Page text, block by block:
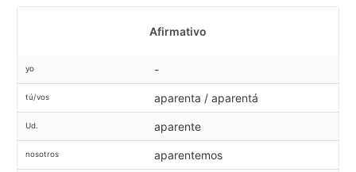
Afirmativo
yo -
tú/vos aparenta / aparentá
Ud. aparente
nosotros aparentemos